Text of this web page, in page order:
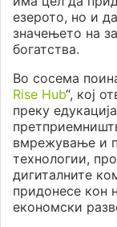
езерото, но и
значењето на
богатства.
Во сосема
Rise Hub“, кој
преку
вмрежување и
технологии,
дигиталните
придонесе кон
економски